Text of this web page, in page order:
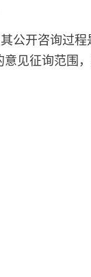
公开咨询过
见征询范围